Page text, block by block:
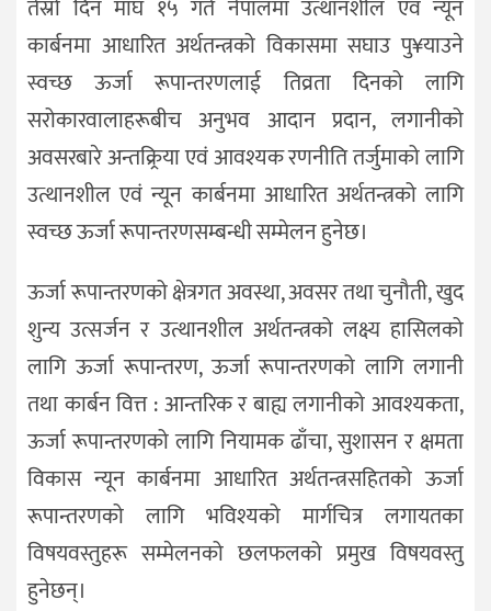
तेस्रो दिन माघ १५ गते नेपालमा उत्थानशील एवं न्यून
कार्बनमा आधारित अर्थतन्त्रको विकासमा सघाउ पु¥याउने
स्वच्छ ऊर्जा रूपान्तरणलाई तिव्रता दिनको लागि
सरोकारवालाहरूबीच अनुभव आदान प्रदान, लगानीको
अवसरबारे अन्तक्र्रिया एवं आवश्यक रणनीति तर्जुमाको लागि
उत्थानशील एवं न्यून कार्बनमा आधारित अर्थतन्त्रको लागि
स्वच्छ ऊर्जा रूपान्तरणसम्बन्धी सम्मेलन हुनेछ।
ऊर्जा रूपान्तरणको क्षेत्रगत अवस्था, अवसर तथा चुनौती, खुद
शुन्य उत्सर्जन र उत्थानशील अर्थतन्त्रको लक्ष्य हासिलको
लागि ऊर्जा रूपान्तरण, ऊर्जा रूपान्तरणको लागि लगानी
तथा कार्बन वित्त : आन्तरिक र बाह्य लगानीको आवश्यकता,
ऊर्जा रूपान्तरणको लागि नियामक ढाँचा, सुशासन र क्षमता
विकास न्यून कार्बनमा आधारित अर्थतन्त्रसहितको ऊर्जा
रूपान्तरणको लागि भविश्यको मार्गचित्र लगायतका
विषयवस्तुहरू सम्मेलनको छलफलको प्रमुख विषयवस्तु
हुनेछन्।